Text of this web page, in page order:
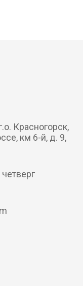
Красногорск,
км 6-й, д. 9,